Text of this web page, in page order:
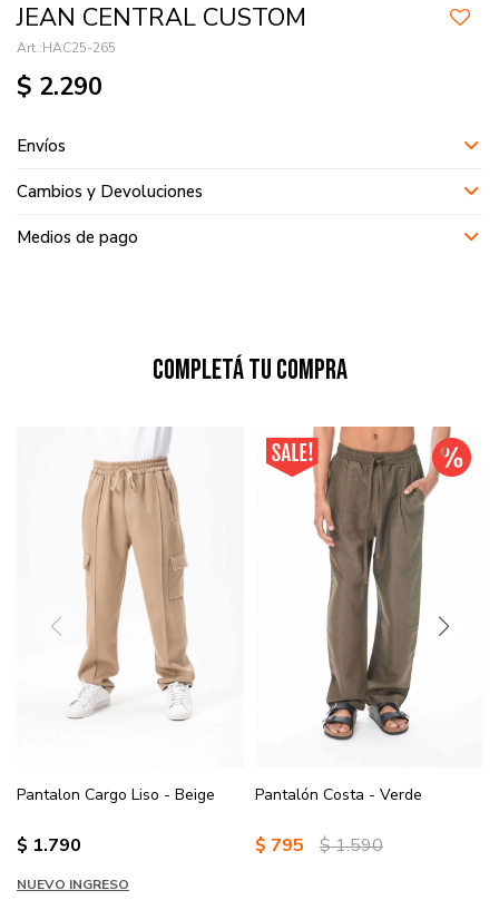
JEAN CENTRAL CUSTOM
HAC25-265
$ 2.290
Envíos
Cambios y Devoluciones
Medios de pago
Completá tu compra
Pantalon Cargo Liso - Beige
$ 1.790
NUEVO INGRESO
Pantalón Costa - Verde
$ 795 $1.590